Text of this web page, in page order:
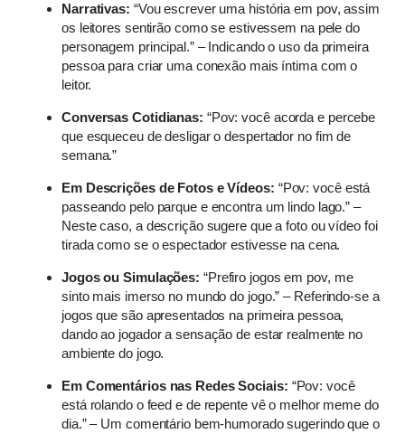
Narrativas: “Vou escrever uma história em pov, assim
os leitores sentirão como se estivessem na pele do
personagem principal.” – Indicando o uso da primeira
pessoa para criar uma conexão mais íntima com o
leitor.
Conversas Cotidianas: “Pov: você acorda e percebe
que esqueceu de desligar o despertador no fim de
semana.”
Em Descrições de Fotos e Vídeos: “Pov: você está
passeando pelo parque e encontra um lindo lago.” –
Neste caso, a descrição sugere que a foto ou vídeo foi
tirada como se o espectador estivesse na cena.
Jogos ou Simulações: “Prefiro jogos em pov, me
sinto mais imerso no mundo do jogo.” – Referindo-se a
jogos que são apresentados na primeira pessoa,
dando ao jogador a sensação de estar realmente no
ambiente do jogo.
Em Comentários nas Redes Sociais: “Pov: você
está rolando o feed e de repente vê o melhor meme do
dia.” – Um comentário bem-humorado sugerindo que o